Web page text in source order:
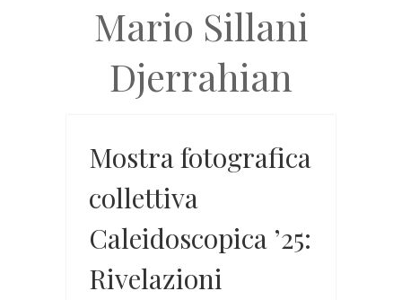
Mario Sillani
Djerrahian
Mostra fotografica
collettiva
Caleidoscopica ’25:
Rivelazioni